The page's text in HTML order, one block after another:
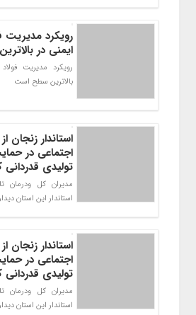
رویکرد مدیریت
ایمنی در
رویکرد مدیریت
بالاترین سطح است
استاندار زنجان
اجتماعی در
تولیدی قدردانی
مدیران کل ودرمان
استاندار این استان
استاندار زنجان
اجتماعی در
تولیدی قدردانی
مدیران کل ودرمان
استاندار این استان